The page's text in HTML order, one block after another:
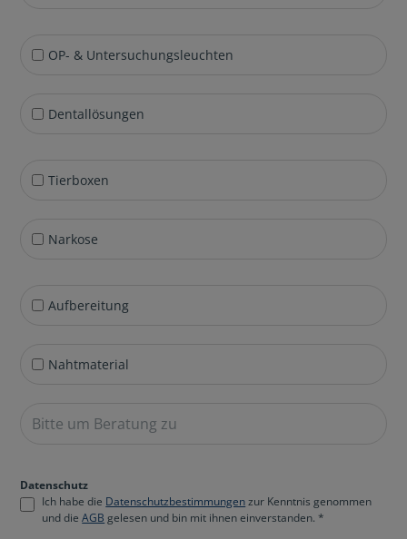
OP- & Untersuchungsleuchten
Dentallösungen
Tierboxen
Narkose
Aufbereitung
Nahtmaterial
Datenschutz
Ich habe die Datenschutzbestimmungenzur Kenntnis genommen
und dieAGB gelesen und bin mit ihnen einverstanden. *